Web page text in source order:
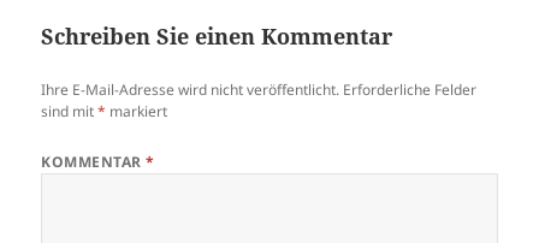
Schreiben Sie einen Kommentar
Ihre E-Mail-Adresse wird nicht veröffentlicht. Erforderliche Felder
sind mit* markiert
KOMMENTAR*